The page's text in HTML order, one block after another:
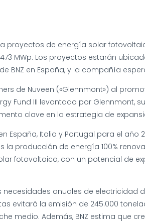
proyectos de energía solar
MWp. Los proyectos estarán
BNZ en España, y la compañía
de Nuveen («Glennmont») al
Fund III levantado por
clave en la estrategia de
Italia y Portugal para el año
producción de energía 100%
fotovoltaica, con un potencial de
anuales de electricidad
evitará la emisión de 245.000
medio. Además, BNZ estima que